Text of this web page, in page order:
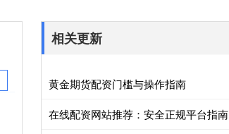
相关更新
黄金期货配资门槛与操作指南
在线配资网站推荐：安全正规平台指南